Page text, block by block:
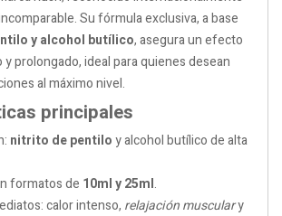
Su fórmula exclusiva, a base
y alcohol butílico, asegura un efecto
prolongado, ideal para quienes desean
al máximo nivel.
principales
nitrito de pentiloy alcohol butílico de alta
formatos de 10ml y 25ml.
calor intenso, relajación musculary